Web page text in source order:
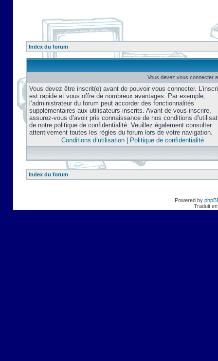
Index du forum
Vous devez vous connecter
Vous devez être inscrit(e) avant de pouvoir vous connecter.
est rapide et vous offre de nombreux avantages. Par exemple,
l’administrateur du forum peut accorder des fonctionnalités
supplémentaires aux utilisateurs inscrits. Avant de vous inscrire,
assurez-vous d’avoir pris connaissance de nos conditions
de notre politique de confidentialité. Veuillez également consulter
attentivement toutes les règles du forum lors de votre navigation.
Conditions d’utilisation| Politique de confidentialité
Index du forum
Powered by
Traduit